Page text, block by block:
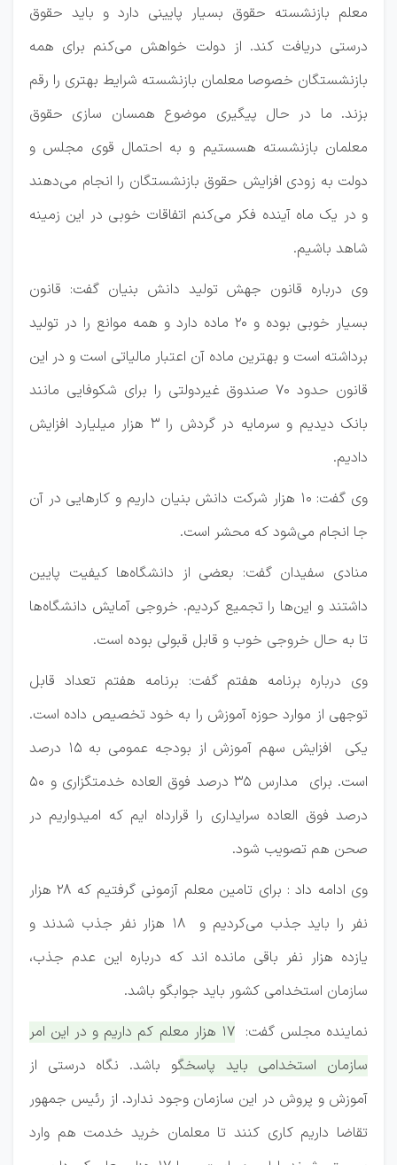
معلم بازنشسته حقوق بسیار پایینی دارد و باید حقوق
درستی دریافت کند. از دولت خواهش می‌کنم برای همه
بازنشستگان خصوصا معلمان بازنشسته شرایط بهتری را رقم
بزند. ما در حال پیگیری موضوع همسان سازی حقوق
معلمان بازنشسته هسستیم و به احتمال قوی مجلس و
دولت به زودی افزایش حقوق بازنشستگان را انجام می‌دهند
و در یک ماه آینده فکر می‌کنم اتفاقات خوبی در این زمینه
شاهد باشیم.
وی درباره قانون جهش تولید دانش بنیان گفت: قانون
بسیار خوبی بوده و ۲۰ ماده دارد و همه موانع را در تولید
برداشته است و بهترین ماده آن اعتبار مالیاتی است و در این
قانون حدود ۷۰ صندوق غیردولتی را برای شکوفایی مانند
بانک دیدیم و سرمایه در گردش را ۳ هزار میلیارد افزایش
دادیم.
وی گفت: ۱۰ هزار شرکت دانش بنیان داریم و کار‌هایی در آن
جا انجام می‌شود که محشر است.
منادی سفیدان گفت:‌ بعضی از دانشگاه‌ها کیفیت پایین
داشتند و این‌ها را تجمیع کردیم. خروجی آمایش دانشگاه‌ها
تا به حال خروجی خوب و قابل قبولی بوده است.
وی درباره برنامه هفتم گفت: برنامه هفتم تعداد قابل
توجهی از موارد حوزه آموزش را به خود تخصیص داده است.
یکی افزایش سهم آموزش از بودجه عمومی به ۱۵ درصد
است. برای مدارس ۳۵ درصد فوق العاده خدمتگزاری و ۵۰
درصد فوق العاده سرایداری را قرارداه ایم که امیدواریم در
صحن هم تصویب شود.
وی ادامه داد : برای تامین معلم آزمونی گرفتیم که ۲۸ هزار
نفر را باید جذب می‌کردیم و ۱۸ هزار نفر جذب شدند و
یازده هزار نفر باقی مانده اند که درباره این عدم جذب،
سازمان استخدامی کشور باید جوابگو باشد.
نماینده مجلس گفت:
۱۷ هزار معلم کم داریم و در این امر
سازمان استخدامی باید پاسخگو باشد. نگاه درستی از
آموزش و پروش در این سازمان وجود ندارد. از رئیس جمهور
تقاضا داریم کاری کنند تا معلمان خرید خدمت هم وارد